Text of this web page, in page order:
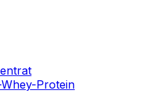
Protein